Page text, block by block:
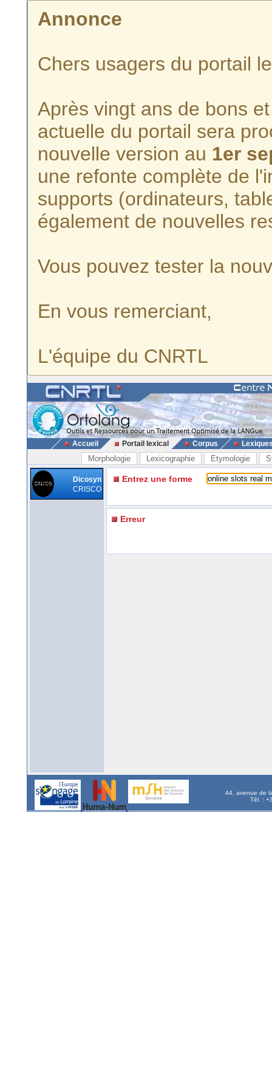
Annonce
Chers usagers du portail
Après vingt ans de bons
actuelle du portail sera
nouvelle version au 1er
une refonte complète de
supports (ordinateurs,
également de nouvelles
Vous pouvez tester la
En vous remerciant,
L'équipe du CNRTL
Accueil Portail lexical Corpus
Morphologie Lexicographie Etymologie
Dicosyn
CRISCO
Entrez une forme
Erreur
44, avenue de
Tél. :